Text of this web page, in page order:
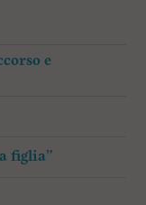
e
figlia”